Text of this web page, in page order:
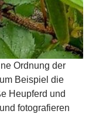
Ordnung der
Beispiel die
Heupferd und
fotografieren